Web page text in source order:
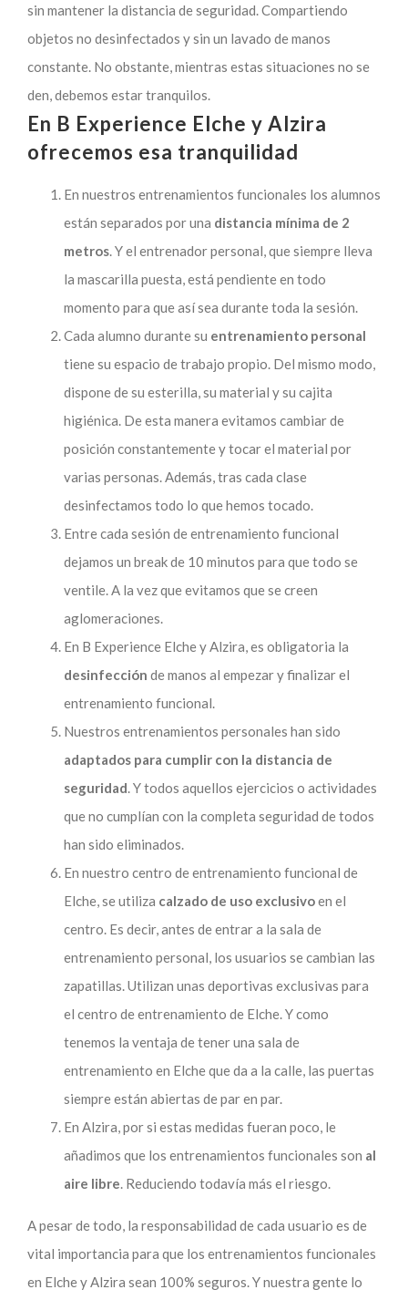
sin mantener la distancia de seguridad. Compartiendo
objetos no desinfectados y sin un lavado de manos
constante. No obstante, mientras estas situaciones no se
den, debemos estar tranquilos.
En B Experience Elche y Alzira
ofrecemos esa tranquilidad
En nuestros entrenamientos funcionales los alumnos
están separados por una distancia mínima de 2
metros. Y el entrenador personal, que siempre lleva
la mascarilla puesta, está pendiente en todo
momento para que así sea durante toda la sesión.
Cada alumno durante su entrenamiento personal
tiene su espacio de trabajo propio. Del mismo modo,
dispone de su esterilla, su material y su cajita
higiénica. De esta manera evitamos cambiar de
posición constantemente y tocar el material por
varias personas. Además, tras cada clase
desinfectamos todo lo que hemos tocado.
Entre cada sesión de entrenamiento funcional
dejamos un break de 10 minutos para que todo se
ventile. A la vez que evitamos que se creen
aglomeraciones.
En B Experience Elche y Alzira, es obligatoria la
desinfección de manos al empezar y finalizar el
entrenamiento funcional.
Nuestros entrenamientos personales han sido
adaptados para cumplir con la distancia de
seguridad. Y todos aquellos ejercicios o actividades
que no cumplían con la completa seguridad de todos
han sido eliminados.
En nuestro centro de entrenamiento funcional de
Elche, se utiliza calzado de uso exclusivoen el
centro. Es decir, antes de entrar a la sala de
entrenamiento personal, los usuarios se cambian las
zapatillas. Utilizan unas deportivas exclusivas para
el centro de entrenamiento de Elche. Y como
tenemos la ventaja de tener una sala de
entrenamiento en Elche que da a la calle, las puertas
siempre están abiertas de par en par.
En Alzira, por si estas medidas fueran poco, le
añadimos que los entrenamientos funcionales son al
aire libre. Reduciendo todavía más el riesgo.
A pesar de todo, la responsabilidad de cada usuario es de
vital importancia para que los entrenamientos funcionales
en Elche y Alzira sean 100% seguros. Y nuestra gente lo